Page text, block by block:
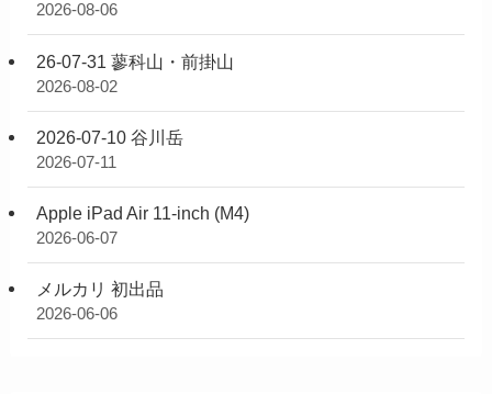
2026-08-06
26-07-31 蓼科山・前掛山
2026-08-02
2026-07-10 谷川岳
2026-07-11
Apple iPad Air 11-inch (M4)
2026-06-07
メルカリ 初出品
2026-06-06